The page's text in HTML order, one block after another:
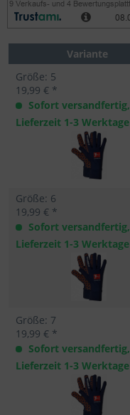
Variante
Größe: 5
19,99 € *
Sofort versandfertig,
Lieferzeit 1-3 Werktage
Größe: 6
19,99 € *
Sofort versandfertig,
Lieferzeit 1-3 Werktage
Größe: 7
19,99 € *
Sofort versandfertig,
Lieferzeit 1-3 Werktage